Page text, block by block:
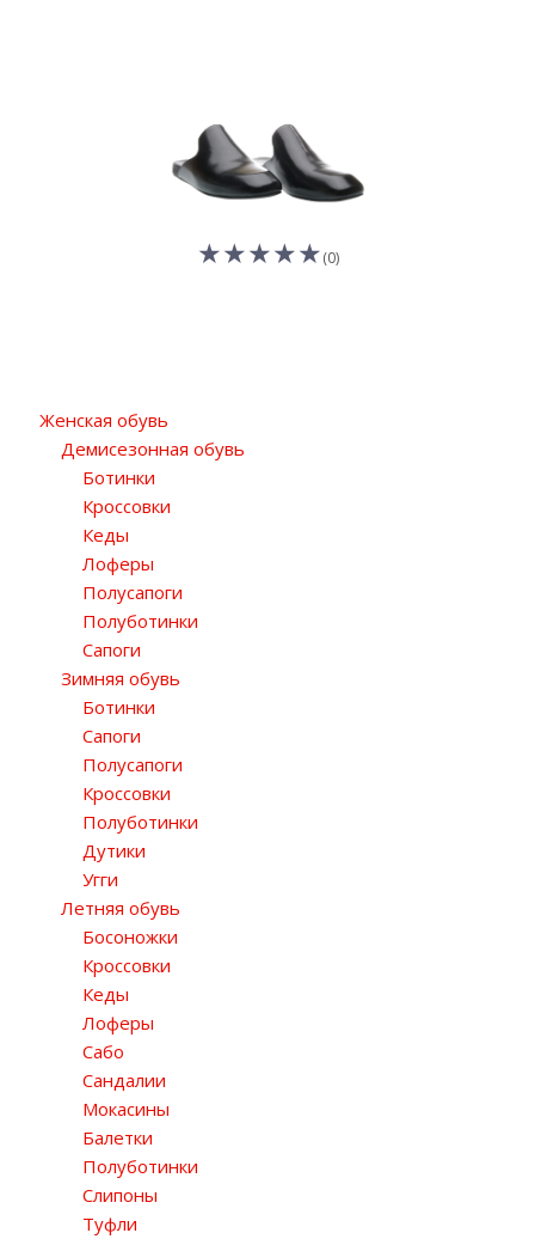
(0)
Женская обувь
Демисезонная обувь
Ботинки
Кроссовки
Кеды
Лоферы
Полусапоги
Полуботинки
Сапоги
Зимняя обувь
Ботинки
Сапоги
Полусапоги
Кроссовки
Полуботинки
Дутики
Угги
Летняя обувь
Босоножки
Кроссовки
Кеды
Лоферы
Сабо
Сандалии
Мокасины
Балетки
Полуботинки
Слипоны
Туфли